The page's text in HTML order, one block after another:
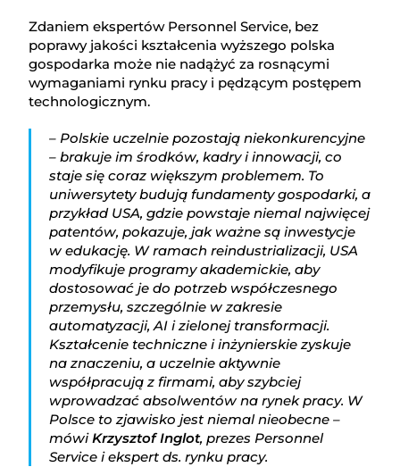
Zdaniem ekspertów Personnel Service, bez
poprawy jakości kształcenia wyższego polska
gospodarka może nie nadążyć za rosnącymi
wymaganiami rynku pracy i pędzącym postępem
technologicznym.
– Polskie uczelnie pozostają niekonkurencyjne
– brakuje im środków, kadry i innowacji, co
staje się coraz większym problemem. To
uniwersytety budują fundamenty gospodarki, a
przykład USA, gdzie powstaje niemal najwięcej
patentów, pokazuje, jak ważne są inwestycje
w edukację. W ramach reindustrializacji, USA
modyfikuje programy akademickie, aby
dostosować je do potrzeb współczesnego
przemysłu, szczególnie w zakresie
automatyzacji, AI i zielonej transformacji.
Kształcenie techniczne i inżynierskie zyskuje
na znaczeniu, a uczelnie aktywnie
współpracują z firmami, aby szybciej
wprowadzać absolwentów na rynek pracy. W
Polsce to zjawisko jest niemal nieobecne –
mówiKrzysztof Inglot, prezes Personnel
Service i ekspert ds. rynku pracy.